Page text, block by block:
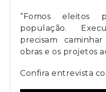
“Fomos eleitos
população.
precisam
obras e os projetos
Confira entrevista